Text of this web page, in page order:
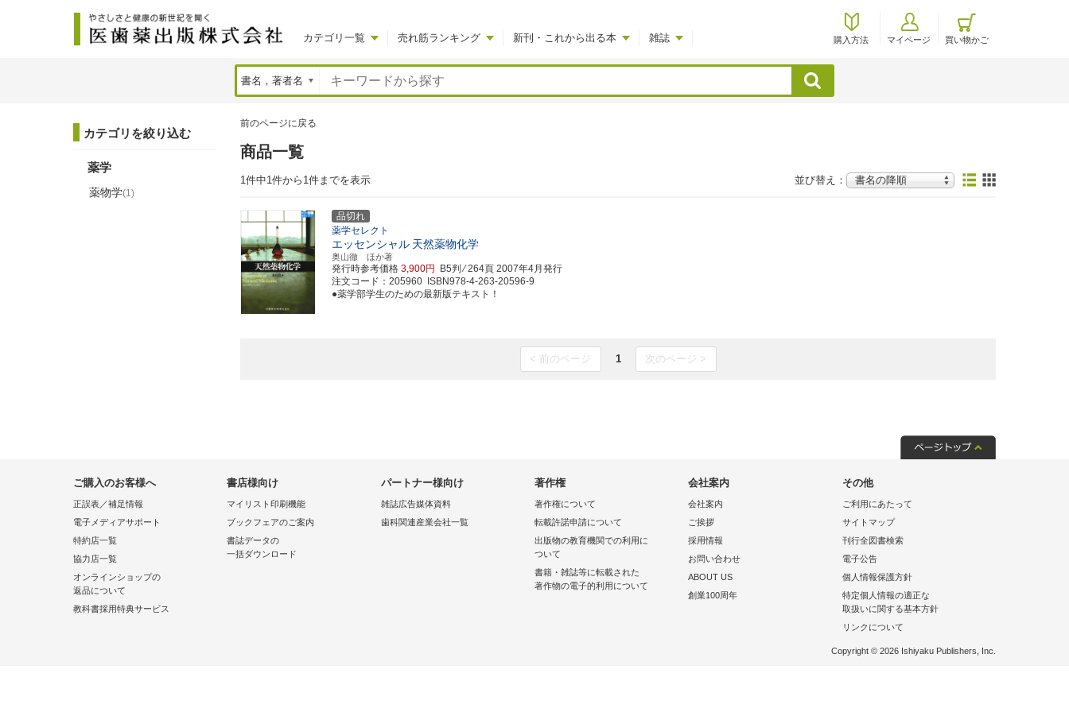
カテゴリ一覧 売れ筋ランキング 新刊・これから出る本 雑誌 購入方法 マイページ 買い物かご
検索
前のページに戻る
商品一覧
1件中1件から1件までを表示 並び替え：
品切れ
薬学セレクト
エッセンシャル 天然薬物化学
奥山徹 ほか著
発行時参考価格 3,900円 B5判 ⁄ 264頁 2007年4月発行
注文コード：205960 ISBN978-4-263-20596-9
●薬学部学生のための最新版テキスト！
< 前のページ 1 次のページ >
カテゴリを絞り込む
薬学
薬物学(1)
ご購入のお客様へ
正誤表／補足情報
電子メディアサポート
特約店一覧
協力店一覧
オンラインショップの
返品について
教科書採用特典サービス
書店様向け
マイリスト印刷機能
ブックフェアのご案内
書誌データの
一括ダウンロード
パートナー様向け
雑誌広告媒体資料
歯科関連産業会社一覧
著作権
著作権について
転載許諾申請について
出版物の教育機関での利用に
ついて
書籍・雑誌等に転載された
著作物の電子的利用について
会社案内
会社案内
ご挨拶
採用情報
お問い合わせ
ABOUT US
創業100周年
その他
ご利用にあたって
サイトマップ
刊行全図書検索
電子公告
個人情報保護方針
特定個人情報の適正な
取扱いに関する基本方針
リンクについて
Copyright © 2026 Ishiyaku Publishers, Inc.